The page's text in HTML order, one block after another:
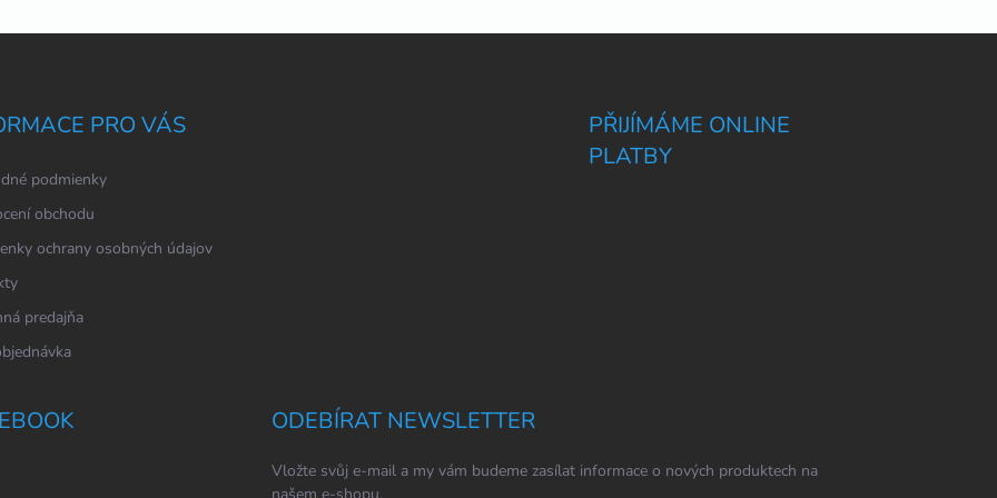
PRO VÁS
podmienky
obchodu
ochrany osobných údajov
predajňa
PŘIJÍMÁME ONLINE
PLATBY
ODEBÍRAT NEWSLETTER
Vložte svůj e-mail a my vám budeme zasílat informace o nových produktech na